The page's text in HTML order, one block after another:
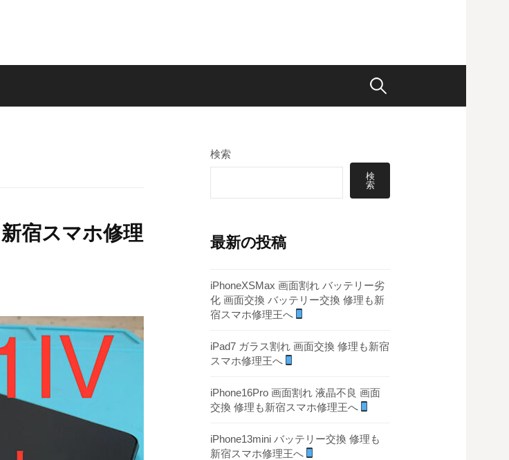
検
宿スマホ修理
検索
検
索
最新の投稿
iPhoneXSMax 画面割れ バッテリー劣
化 画面交換 バッテリー交換 修理も新
宿スマホ修理王へ
iPad7 ガラス割れ 画面交換 修理も新宿
スマホ修理王へ
iPhone16Pro 画面割れ 液晶不良 画面
交換 修理も新宿スマホ修理王へ
iPhone13mini バッテリー交換 修理も
新宿スマホ修理王へ